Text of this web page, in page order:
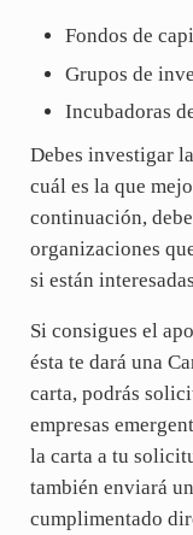
Fondos de
Grupos de
Incubadoras
Debes investigar
cuál es la que
continuación,
organizaciones
si están
Si consigues el
ésta te dará una
carta, podrás
empresas
la carta a tu
también enviará
cumplimentado